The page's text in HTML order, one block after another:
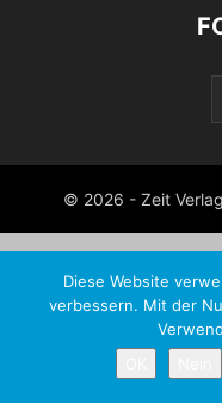
© 2026 - Zeit
Diese Website
verbessern. Mit der